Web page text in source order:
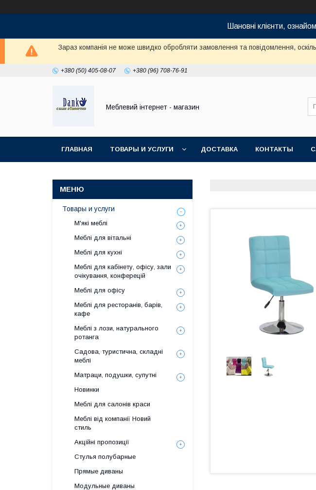
Шановні клієнти,
Зараз компанія не може швидко обробляти замовлення та повідомлення,
+380 (50) 405-08-07 +380 (96) 708-76-91
Меблевий інтернет - магазин
ГЛАВНАЯ ТОВАРЫ И УСЛУГИ ДОСТАВКА КОНТАКТЫ
Товары и услуги
М'які меблі
Меблі для вітальні
Меблі для кухні
Меблі для кабінету, офісу, зали
очікування, конферецій
Меблі для офісу
Меблі для ресторанів, барів,
кафе
Меблі з лози, натурального
ротанга
Садова, туристична, складні
меблі
Матраци, подушки, супутні
Новинки
Меблі для салонів краси
Меблі від компанії Новий
стиль
Акційні пропозиції
Стулья полубарные
Прямые диваны
Модульные диваны